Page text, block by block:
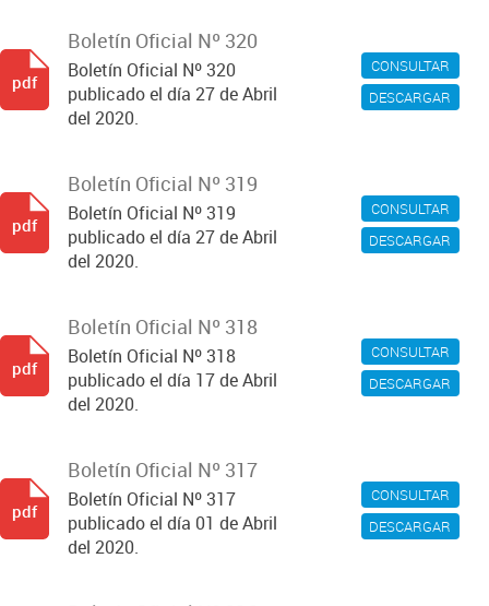
CONSULTAR
DESCARGAR
Boletín Oficial Nº 320
Boletín Oficial Nº 320
publicado el día 27 de Abril
del 2020.
pdf
CONSULTAR
DESCARGAR
Boletín Oficial Nº 319
Boletín Oficial Nº 319
publicado el día 27 de Abril
del 2020.
pdf
CONSULTAR
DESCARGAR
Boletín Oficial Nº 318
Boletín Oficial Nº 318
publicado el día 17 de Abril
del 2020.
pdf
CONSULTAR
DESCARGAR
Boletín Oficial Nº 317
Boletín Oficial Nº 317
publicado el día 01 de Abril
del 2020.
pdf